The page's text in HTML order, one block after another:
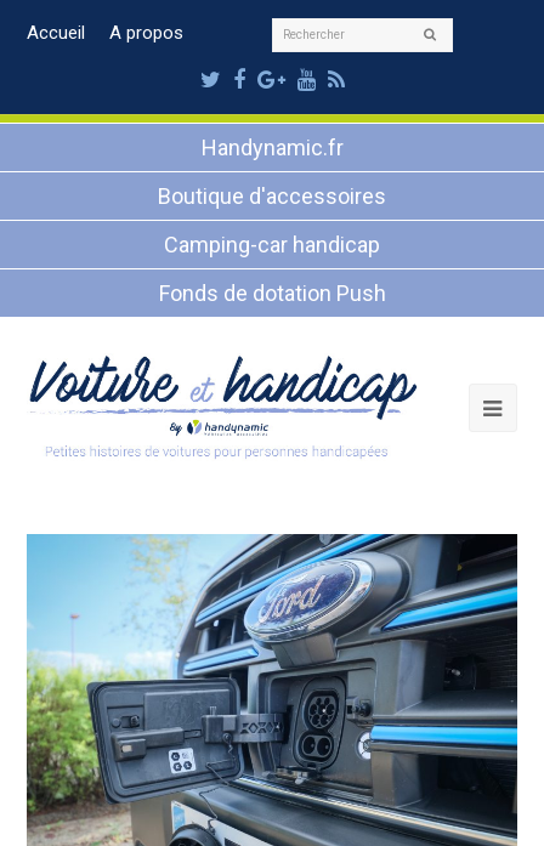
Accueil A propos Rechercher
Twitter
Facebook
Google
Plus
Youtube
RSS
Handynamic.fr
Boutique d'accessoires
Camping-car handicap
Fonds de dotation Push